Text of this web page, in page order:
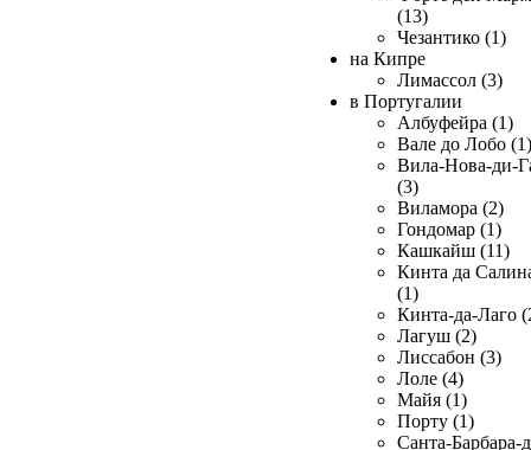
(13)
Чезантико (1)
на Кипре
Лимассол (3)
в Португалии
Албуфейра (1)
Вале до Лобо (1)
Вила-Нова-ди-
(3)
Виламора (2)
Гондомар (1)
Кашкайш (11)
Кинта да
(1)
Кинта-да-Лаго
Лагуш (2)
Лиссабон (3)
Лоле (4)
Майя (1)
Порту (1)
Санта-Барбара-